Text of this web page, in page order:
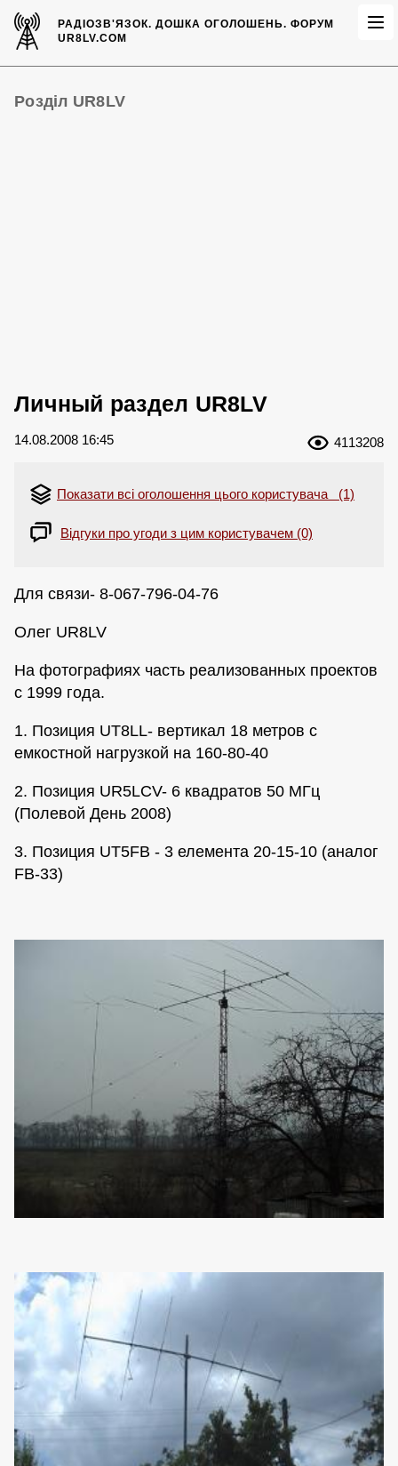
РАДІОЗВ'ЯЗОК.ДОШКА ОГОЛОШЕНЬ. ФОРУМ
UR8LV.COM
Розділ UR8LV
Личный раздел UR8LV
14.08.2008 16:45 4113208
Показати всі оголошення цього користувача (1)
Відгуки про угоди з цим користувачем (0)
Для связи- 8-067-796-04-76
Олег UR8LV
На фотографиях часть реализованных проектов
с 1999 года.
1. Позиция UT8LL- вертикал 18 метров с
емкостной нагрузкой на 160-80-40
2. Позиция UR5LCV- 6 квадратов 50 МГц
(Полевой День 2008)
3. Позиция UT5FB - 3 елемента 20-15-10 (аналог
FB-33)